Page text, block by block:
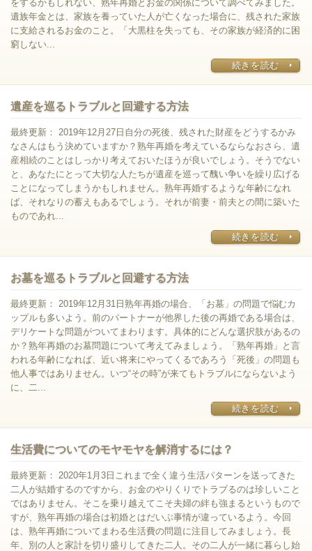
をするかもしれない、熟年再婚とお金の関係について調べてみました。
遺族年金とは、家族を養っていた人が亡くなった場合に、残された家族
に支給されるお金のこと。「大黒柱を失っても、その家族が経済的に困
窮しない...
続きを読む
遺産を巡るトラブルと回避する方法
最終更新： 2019年12月27日自分の死後、残された財産をどうするかみ
なさんはもう決めていますか？熟年再婚を考えているならなおさら、遺
産相続のことはしっかり考えておいたほうが良いでしょう。そうでない
と、あなたにとって大切な人たちが遺産を巡って醜い争いを繰り広げる
ことになってしまうかもしれません。熟年再婚するような年齢になれ
ば、それなりの蓄えもあるでしょう。それが前妻・前夫との間に築いた
ものであれ...
続きを読む
お墓を巡るトラブルと回避する方法
最終更新： 2019年12月31日熟年再婚の場合、「お墓」の問題で悩むカ
ップルも多いよう。前のパートナーが他界した後の再婚である場合は、
デリケートな問題がついてまわります。具体的にどんな選択肢があるの
か？熟年再婚のお墓問題について考えてみましょう。「熟年再婚」と言
われる年齢になれば、近い将来にやってくるであろう「死後」の問題も
他人事ではありません。いつ“その時”が来てもトラブルにならないよう
に、二...
続きを読む
生活費についてのモヤモヤを解消するには？
最終更新： 2020年1月3日これまで全く違う生活パターンを送ってきた
二人が結婚するのですから、お金のやりくりでトラブるのは珍しいこと
ではありません。そこを乗り越えてこそ夫婦の絆も強まるというもので
すが、熟年再婚の場合は初婚とはだいぶ事情が違っているよう。今回
は、熟年再婚についてまわる生活費の問題に注目してみましょう。長
年、別の人と家計を切り盛りしてきた二人。その二人が一緒に暮らし始